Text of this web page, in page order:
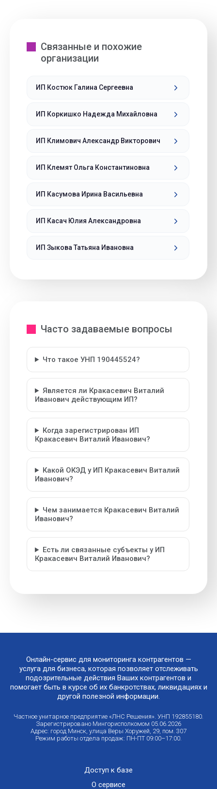
Связанные и похожие
организации
ИП Костюк Галина Сергеевна
ИП Коркишко Надежда Михайловна
ИП Климович Александр Викторович
ИП Клемят Ольга Константиновна
ИП Касумова Ирина Васильевна
ИП Касач Юлия Александровна
ИП Зыкова Татьяна Ивановна
Часто задаваемые вопросы
Что такое УНП 190445524?
Является ли Кракасевич Виталий
Иванович действующим ИП?
Когда зарегистрирован ИП
Кракасевич Виталий Иванович?
Какой ОКЭД у ИП Кракасевич Виталий
Иванович?
Чем занимается Кракасевич Виталий
Иванович?
Есть ли связанные субъекты у ИП
Кракасевич Виталий Иванович?
Онлайн-сервис для мониторинга контрагентов —
услуга для бизнеса, которая позволяет отслеживать
подозрительные действия Ваших контрагентов и
помогает быть в курсе об их банкротствах, ликвидациях и
другой полезной информации.
Частное унитарное предприятие «ЛНС Решения». УНП 192855180.
Зарегистрировано Мингорисполкомом 05.06.2026
Адрес: город Минск, улица Веры Хоружей, 29, пом. 307
Режим работы отдела продаж: ПН-ПТ 09:00–17:00.
Доступ к базе
О сервисе